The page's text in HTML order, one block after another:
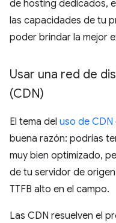
de hosting dedicados,
las capacidades de tu
poder brindar la mejor
Usar una red de
(CDN)
El tema del uso de CDN
buena razón: podrías
muy bien optimizado,
de tu servidor de
TTFB alto en el campo.
Las CDN resuelven el